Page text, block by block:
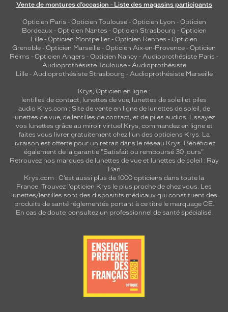
Vente de montures d’occasion - Liste des magasins participants
Opticien Paris - Opticien Toulouse- Opticien Lyon - Opticien
Bordeaux- Opticien Nantes - Opticien Strasbourg - Opticien
Lille - Opticien Montpellier - Opticien Rennes - Opticien
Grenoble - Opticien Marseille - Opticien Aix-en-Provence - Opticien
Reims - Opticien Angers - Opticien Nancy - Audioprothésiste Paris -
Audioprothésiste Toulouse- Audioprothésiste
Lille- Audioprothésiste Strasbourg - Audioprothésiste Marseille
Krys, Opticien en ligne :
lentilles de contact lunettes de vue, lunettes de soleil et piles
audio Krys.com : Site de vente en ligne de lunettes de soleil, de
lunettes de vue, de lentilles de contact , et de piles audios. Essayez
vos lunettes grâce au miroir virtuel Krys, commandez en ligne et
faites vous livrer gratuitement chez l'un des opticiens Krys. La
livraison est offerte pour un retrait dans le réseau Krys. Bénéficiez
également de la garantie "Satisfait ou remboursé 30 jours".
Retrouvez nos marques de lunettes de vue et lunettes de soleil : Ray
Ban
Krys.com : C’est aussi plus de 1000 opticiens dans toute la
France. Trouvez l’opticien Krys le plus proche de chez vous . Les
lunettes/lentilles sont des dispositifs médicaux qui constituent des
produits de santé réglementés portant à ce titre le marquage CE.
En cas de doute, consultez un professionnel de santé spécialisé.